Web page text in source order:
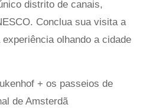
distrito de canais,
Conclua sua visita a
olhando a cidade
+ os passeios de
de Amsterdã